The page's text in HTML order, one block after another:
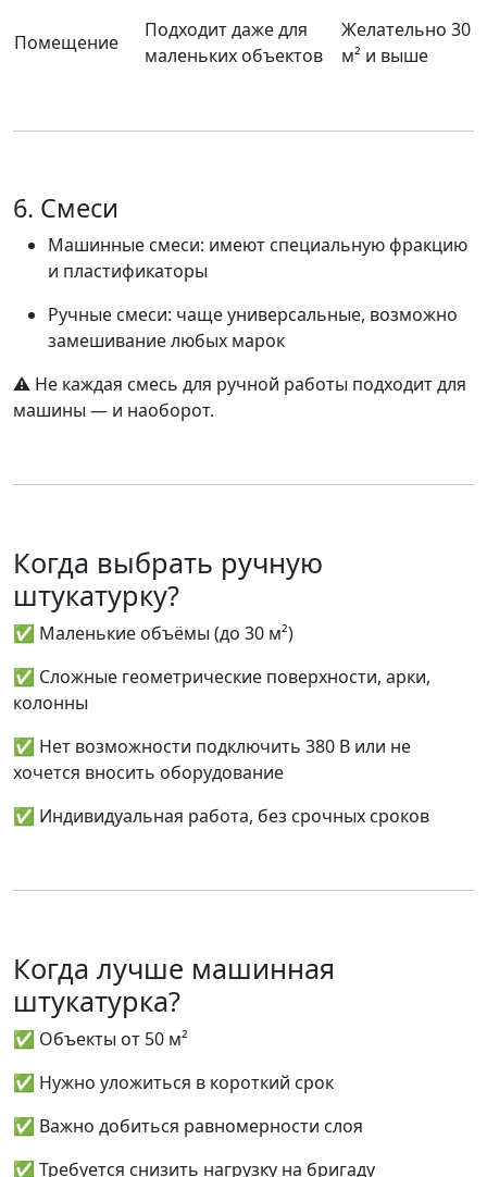
Помещение
Подходит даже для
маленьких объектов
Желательно 30
м² и выше
6. Смеси
Машинные смеси: имеют специальную фракцию
и пластификаторы
Ручные смеси: чаще универсальные, возможно
замешивание любых марок
⚠️ Не каждая смесь для ручной работы подходит для
машины — и наоборот.
Когда выбрать ручную
штукатурку?
✅ Маленькие объёмы (до 30 м²)
✅ Сложные геометрические поверхности, арки,
колонны
✅ Нет возможности подключить 380 В или не
хочется вносить оборудование
✅ Индивидуальная работа, без срочных сроков
Когда лучше машинная
штукатурка?
✅ Объекты от 50 м²
✅ Нужно уложиться в короткий срок
✅ Важно добиться равномерности слоя
✅ Требуется снизить нагрузку на бригаду